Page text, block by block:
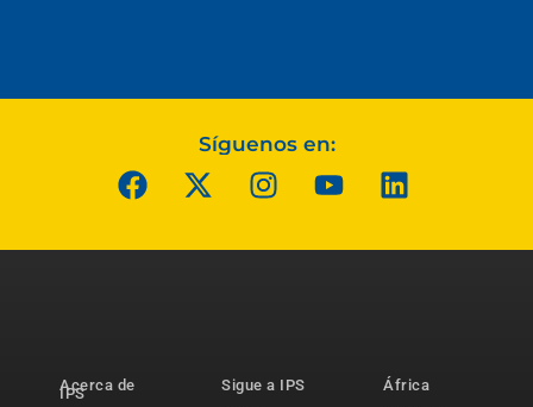
Síguenos en:
Acerca de
IPS
Sigue a IPS
África